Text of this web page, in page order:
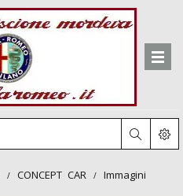
CONCEPT CAR Immagini